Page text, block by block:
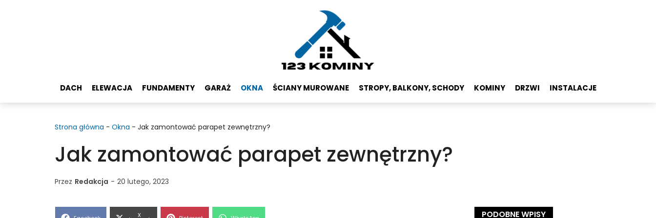
DACH ELEWACJA FUNDAMENTY GARAŻ OKNA ŚCIANY MUROWANE STROPY, BALKONY, SCHODY KOMINY DRZWI INSTALACJE
Strona główna - Okna - Jak zamontować parapet zewnętrzny?
Jak zamontować parapet zewnętrzny?
Przez Redakcja - 20 lutego, 2023
Share
X PODOBNE WPISY